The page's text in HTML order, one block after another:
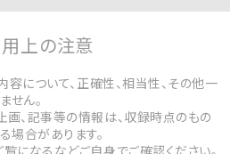
用上の注意
について、正確性、相当性、その他一
せん。
画、記事等の情報は、収録時点のもの
場合があります。